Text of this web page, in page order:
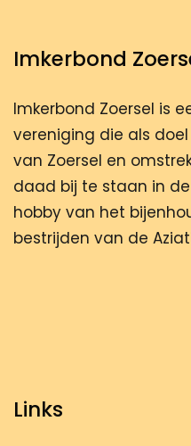
Imkerbond
Imkerbond Zoersel is
vereniging die als
van Zoersel en
daad bij te staan in
hobby van het
bestrijden van de
Links